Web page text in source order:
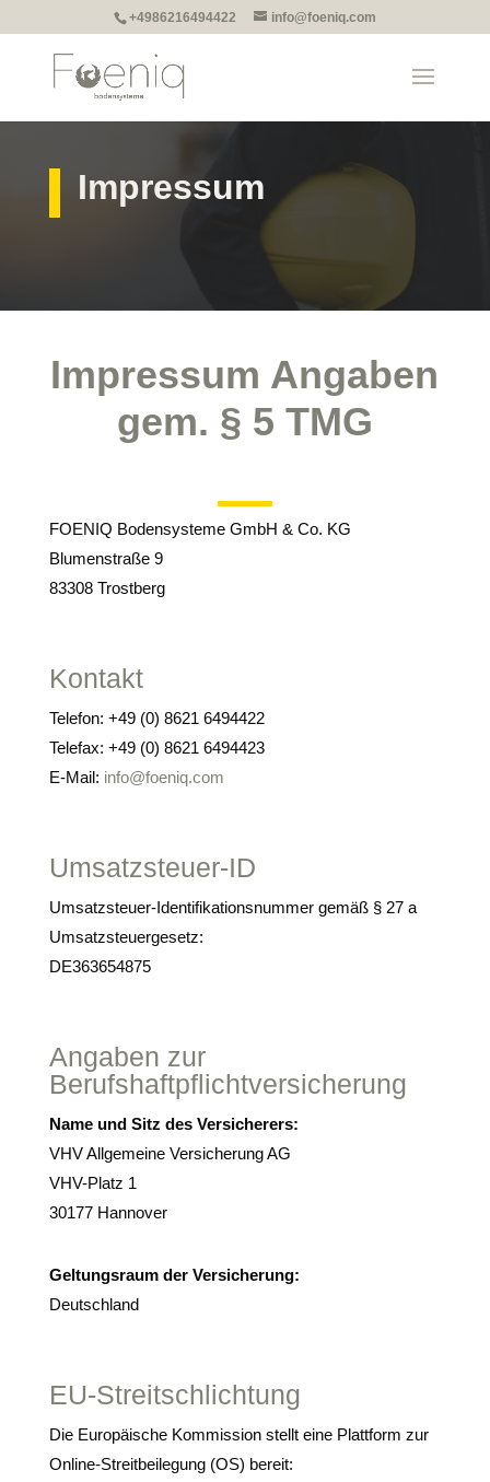
+4986216494422 info@foeniq.com
Impressum
Impressum Angaben
gem. § 5 TMG
FOENIQ Bodensysteme GmbH & Co. KG
Blumenstraße 9
83308 Trostberg
Kontakt
Telefon: +49 (0) 8621 6494422
Telefax: +49 (0) 8621 6494423
E-Mail: info@foeniq.com
Umsatzsteuer-ID
Umsatzsteuer-Identifikationsnummer gemäß § 27 a
Umsatzsteuergesetz:
DE363654875
Angaben zur
Berufshaftpflichtversicherung
Name und Sitz des Versicherers:
VHV Allgemeine Versicherung AG
VHV-Platz 1
30177 Hannover
Geltungsraum der Versicherung:
Deutschland
EU-Streitschlichtung
Die Europäische Kommission stellt eine Plattform zur
Online-Streitbeilegung (OS) bereit: